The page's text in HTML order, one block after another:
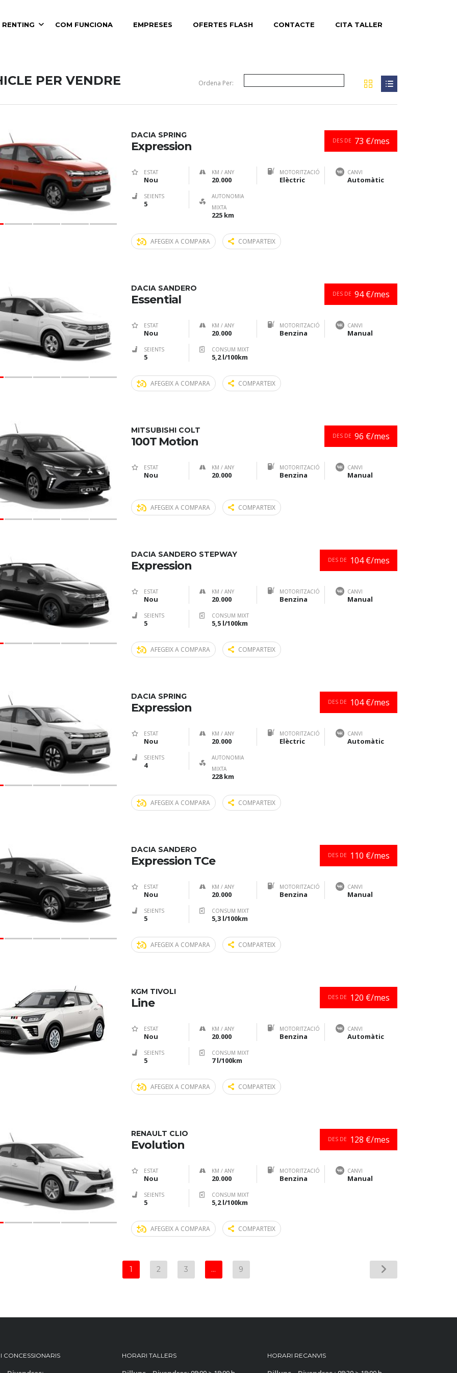
RENTING COM FUNCIONA EMPRESES OFERTES FLASH CONTACTE CITA TALLER
PER VENDRE Ordena Per:
DES DE 73 €/mes
DACIA SPRING
Expression
ESTAT
Nou
KM / ANY
20.000
MOTORITZACIÓ
Elèctric
CANVI
Automàtic
SEIENTS
5
AUTONOMIA
MIXTA
225 km
AFEGEIX A COMPARA COMPARTEIX
DES DE 94 €/mes
DACIA SANDERO
Essential
ESTAT
Nou
KM / ANY
20.000
MOTORITZACIÓ
Benzina
CANVI
Manual
SEIENTS
5
CONSUM MIXT
5,2 l/100km
AFEGEIX A COMPARA COMPARTEIX
DES DE 96 €/mes
MITSUBISHI COLT
100T Motion
ESTAT
Nou
KM / ANY
20.000
MOTORITZACIÓ
Benzina
CANVI
Manual
AFEGEIX A COMPARA COMPARTEIX
DES DE 104 €/mes
DACIA SANDERO STEPWAY
Expression
ESTAT
Nou
KM / ANY
20.000
MOTORITZACIÓ
Benzina
CANVI
Manual
SEIENTS
5
CONSUM MIXT
5,5 l/100km
AFEGEIX A COMPARA COMPARTEIX
DES DE 104 €/mes
DACIA SPRING
Expression
ESTAT
Nou
KM / ANY
20.000
MOTORITZACIÓ
Elèctric
CANVI
Automàtic
SEIENTS
4
AUTONOMIA
MIXTA
228 km
AFEGEIX A COMPARA COMPARTEIX
DES DE 110 €/mes
DACIA SANDERO
Expression TCe
ESTAT
Nou
KM / ANY
20.000
MOTORITZACIÓ
Benzina
CANVI
Manual
SEIENTS
5
CONSUM MIXT
5,3 l/100km
AFEGEIX A COMPARA COMPARTEIX
DES DE 120 €/mes
KGM TIVOLI
Line
ESTAT
Nou
KM / ANY
20.000
MOTORITZACIÓ
Benzina
CANVI
Automàtic
SEIENTS
5
CONSUM MIXT
7 l/100km
AFEGEIX A COMPARA COMPARTEIX
DES DE 128 €/mes
RENAULT CLIO
Evolution
ESTAT
Nou
KM / ANY
20.000
MOTORITZACIÓ
Benzina
CANVI
Manual
SEIENTS
5
CONSUM MIXT
5,2 l/100km
AFEGEIX A COMPARA COMPARTEIX
1 2 3 … 9
CONCESSIONARIS HORARI TALLERS HORARI RECANVIS